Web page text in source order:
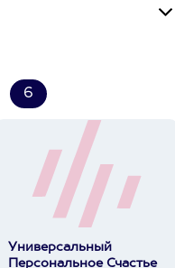
6
Универсальный
Персональное Счастье